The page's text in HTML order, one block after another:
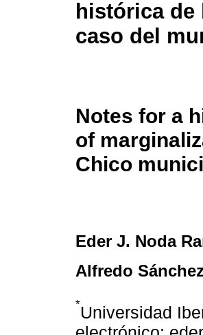
histórica
caso del
Notes for a
of
Chico
Eder J. Noda
Alfredo
*Universidad